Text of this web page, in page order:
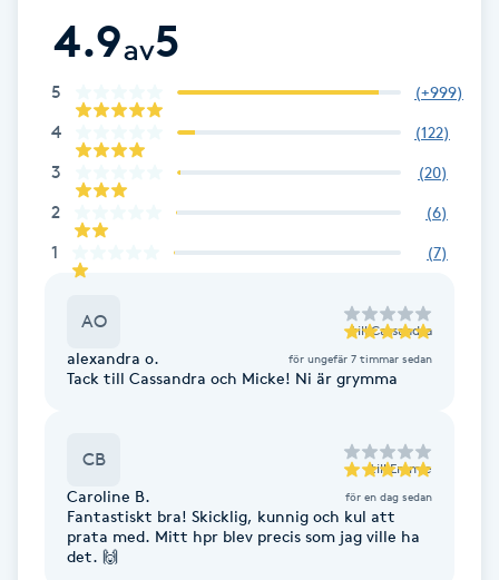
Hudföryngring
Huduppstramning
Hudvård
Hyaluronsyra
Hyperhidros
Hårborttagning
4.9av5
5 (+999)
4 (122)
3 (20)
2 (6)
1 (7)
AO till Cassandra
alexandra o. för ungefär 7 timmar sedan
Tack till Cassandra och Micke! Ni är grymma
CB till Emmie
Caroline B. för en dag sedan
Fantastiskt bra! Skicklig, kunnig och kul att
prata med. Mitt hpr blev precis som jag ville ha
det. 🙌